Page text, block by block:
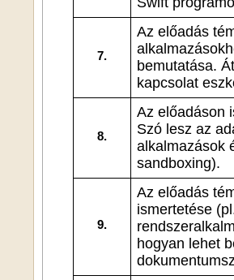
7.
Az előadás
bemutatása. Áttekintjük a
8.
Az előadáson
Szó lesz az
alkalmazások
sandboxing).
9.
Az előadás
ismertetése
hogyan lehet beépülni más alkalmazásokba (pl. widgetek és